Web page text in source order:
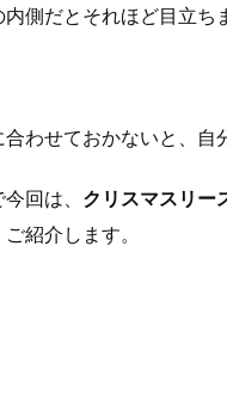
内側だとそれほど目立ち
合わせておかないと、自
回は、 クリスマスリー
紹介します。